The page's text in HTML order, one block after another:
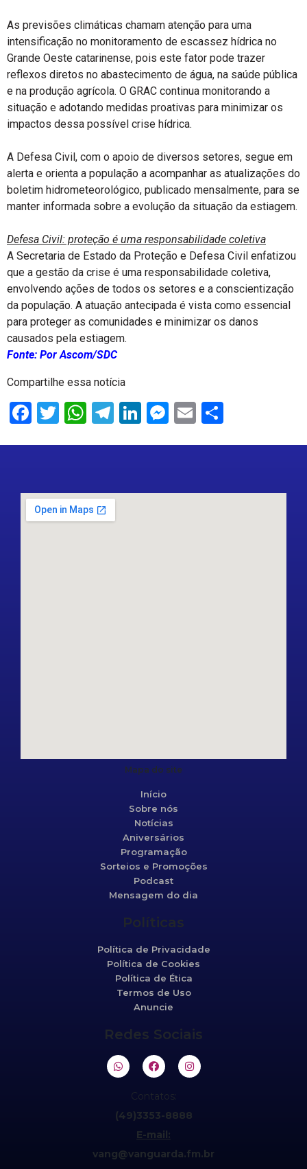
As previsões climáticas chamam atenção para uma
intensificação no monitoramento de escassez hídrica no
Grande Oeste catarinense, pois este fator pode trazer
reflexos diretos no abastecimento de água, na saúde pública
e na produção agrícola. O GRAC continua monitorando a
situação e adotando medidas proativas para minimizar os
impactos dessa possível crise hídrica.
A Defesa Civil, com o apoio de diversos setores, segue em
alerta e orienta a população a acompanhar as atualizações do
boletim hidrometeorológico, publicado mensalmente, para se
manter informada sobre a evolução da situação da estiagem.
Defesa Civil: proteção é uma responsabilidade coletiva
A Secretaria de Estado da Proteção e Defesa Civil enfatizou
que a gestão da crise é uma responsabilidade coletiva,
envolvendo ações de todos os setores e a conscientização
da população. A atuação antecipada é vista como essencial
para proteger as comunidades e minimizar os danos
causados pela estiagem.
Fonte: Por Ascom/SDC
Compartilhe essa notícia
Facebook
Twitter
WhatsApp
Telegram
LinkedIn
Messenger
Email
Mapa do site
Início
Sobre nós
Notícias
Aniversários
Programação
Sorteios e Promoções
Podcast
Mensagem do dia
Políticas
Política de Privacidade
Política de Cookies
Política de Ética
Termos de Uso
Anuncie
Redes Sociais
Contatos:
(49)3353-8888
E-mail:
vang@vanguarda.fm.br